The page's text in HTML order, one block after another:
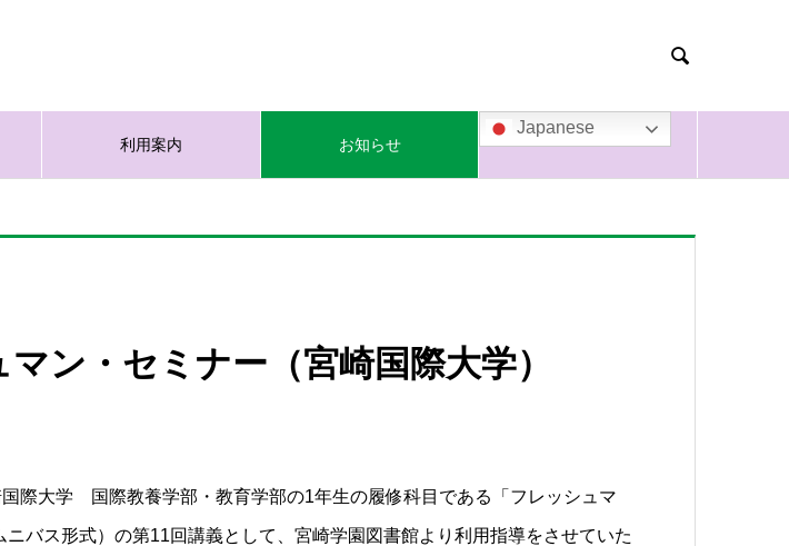

利用案内 お知らせ
Japanese
ン・セミナー（宮崎国際大学）
際大学 国際教養学部・教育学部の1年生の履修科目である「フレッシュマ
ニバス形式）の第11回講義として、宮崎学園図書館より利用指導をさせていた